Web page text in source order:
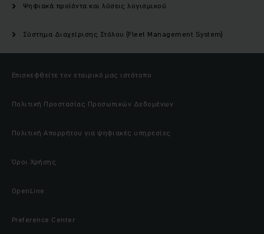
Ψηφιακά προϊόντα και λύσεις λογισμικού
Σύστημα Διαχείρισης Στόλου (Fleet Management System)
Επισκεφθείτε τον εταιρικό μας ιστότοπο
Πολιτική Προστασίας Προσωπικών Δεδομένων
Πολιτική Απορρήτου για ψηφιακές υπηρεσίες
Όροι Χρήσης
OpenLine
Preference Center